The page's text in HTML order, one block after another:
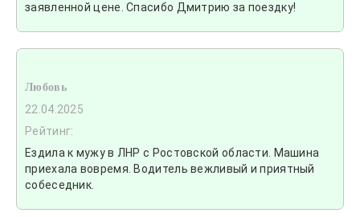
заявленной цене. Спасибо Дмитрию за поездку!
Любовь
22.04.2025
Рейтинг:
Ездила к мужу в ЛНР с Ростовской области. Машина
приехала вовремя. Водитель вежливый и приятный
собеседник.